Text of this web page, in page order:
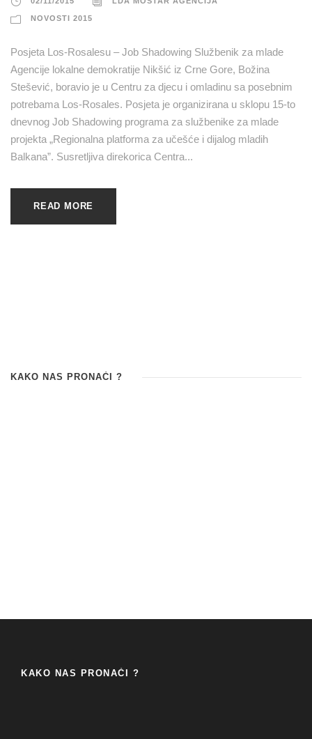
NOVOSTI 2015
Posjeta Los-Rosalesu – Job Shadowing Službenik za mlade
Agencije lokalne demokratije Nikšić iz Crne Gore, Božina
Stešević, boravio je u Centru za djecu i omladinu sa posebnim
potrebama Los-Rosales. Posjeta je organizirana u sklopu 15-to
dnevnog Job Shadowing programa za službenike za mlade
projekta „Regionalna platforma za učešće i dijalog mladih
Balkana”. Susretljiva direkorica Centra...
READ MORE
KAKO NAS PRONAĆI ?
KAKO NAS PRONAĆI ?